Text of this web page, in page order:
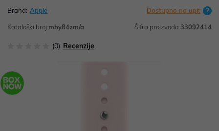
Brand: Apple Dostupno na upit
Kataloški broj:mhy84zm/a Šifra proizvoda:33092414
(0) Recenzije